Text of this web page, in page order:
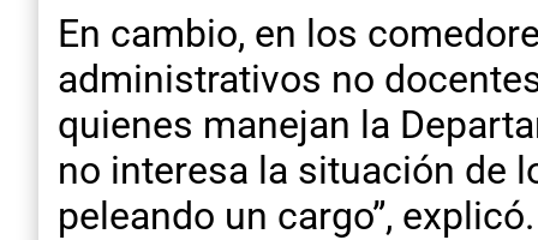
En cambio, en los
administrativos no
quienes manejan la
no interesa la situación de
peleando un cargo”, explicó.